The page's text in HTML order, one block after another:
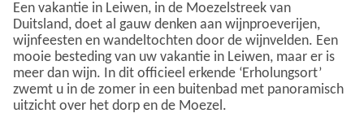
Een vakantie in Leiwen, in de Moezelstreek van
Duitsland, doet al gauw denken aan wijnproeverijen,
wijnfeesten en wandeltochten door de wijnvelden. Een
mooie besteding van uw vakantie in Leiwen, maar er is
meer dan wijn. In dit officieel erkende ‘Erholungsort’
zwemt u in de zomer in een buitenbad met panoramisch
uitzicht over het dorp en de Moezel.